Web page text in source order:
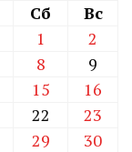
Сб
Вс
1
2
8
9
15
16
22
23
29
30